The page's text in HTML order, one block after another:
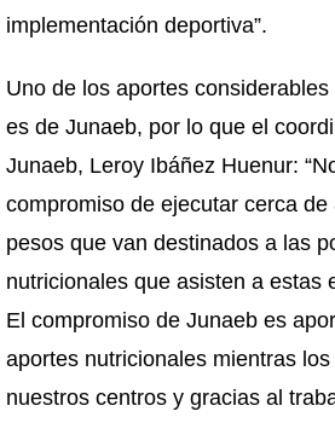
implementación deportiva”.
Uno de los aportes
es de Junaeb, por lo que el
Junaeb, Leroy Ibáñez Huenur:
compromiso de ejecutar cerca
pesos que van destinados a las
nutricionales que asisten a estas
El compromiso de Junaeb es
aportes nutricionales mientras
nuestros centros y gracias al